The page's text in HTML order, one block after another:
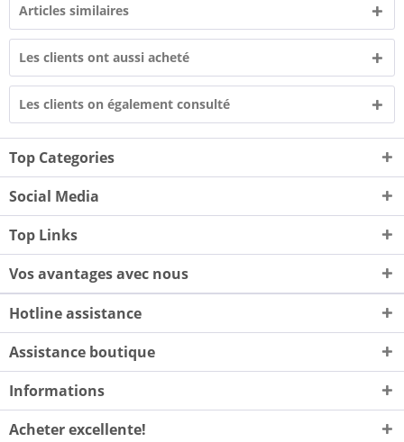
Articles similaires
Les clients ont aussi acheté
Les clients on également consulté
Top Categories
Social Media
Top Links
Vos avantages avec nous
Hotline assistance
Assistance boutique
Informations
Acheter excellente!